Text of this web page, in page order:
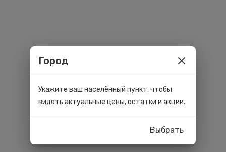
Город
Укажите ваш населённый пункт, чтобы
видеть актуальные цены, остатки и акции.
Выбрать